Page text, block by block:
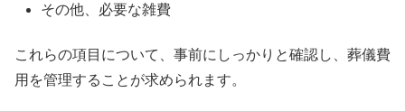
その他、必要な雑費
これらの項目について、事前にしっかりと確認し、葬儀費
用を管理することが求められます。